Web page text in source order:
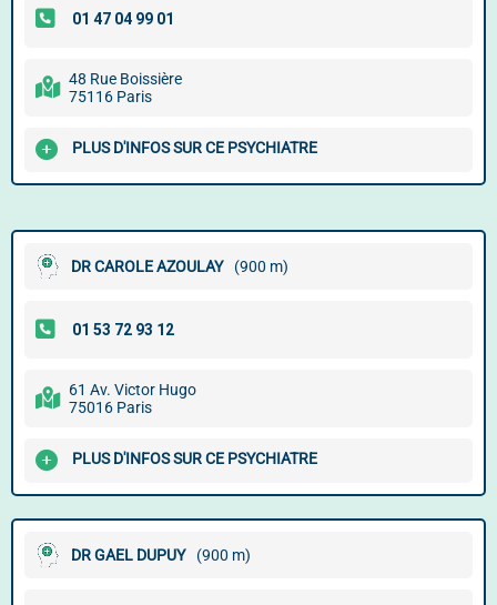
48 Rue Boissière
75116 Paris
PLUS D'INFOS SUR CE PSYCHIATRE
DR CAROLE AZOULAY (900 m)
61 Av. Victor Hugo
75016 Paris
PLUS D'INFOS SUR CE PSYCHIATRE
DR GAEL DUPUY (900 m)